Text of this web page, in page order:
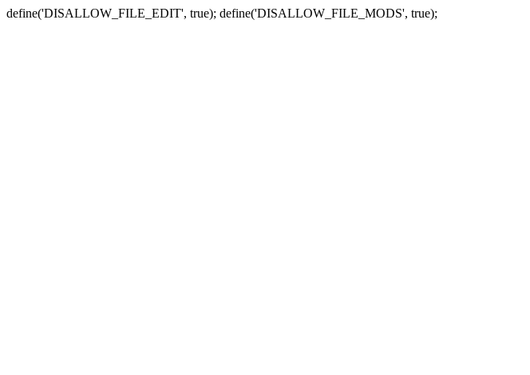
define('DISALLOW_FILE_EDIT', true); define('DISALLOW_FILE_MODS', true);